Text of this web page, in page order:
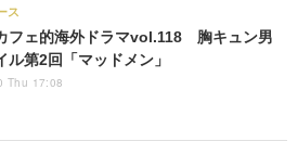
フェ的海外ドラマvol.118 胸キュン男
ル第2回「マッドメン」
ス
Thu 17:08